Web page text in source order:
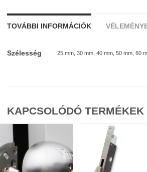
TOVÁBBI INFORMÁCIÓK
Szélesség 25 mm, 30 mm, 40 mm, 50 mm, 60
KAPCSOLÓDÓ TERMÉKEK